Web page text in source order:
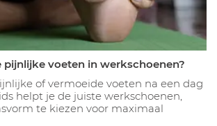
pijnlijke voeten in werkschoenen?
of vermoeide voeten na een dag
helpt je de juiste werkschoenen,
te kiezen voor maximaal